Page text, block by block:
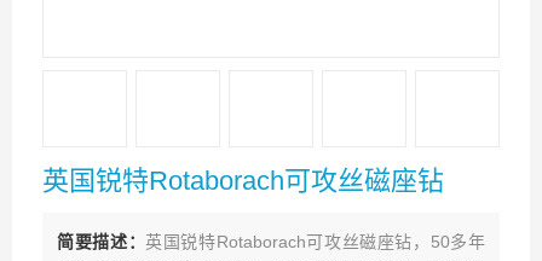
英国锐特Rotaborach可攻丝磁座钻
简要描述： 英国锐特Rotaborach可攻丝磁座钻，50多年